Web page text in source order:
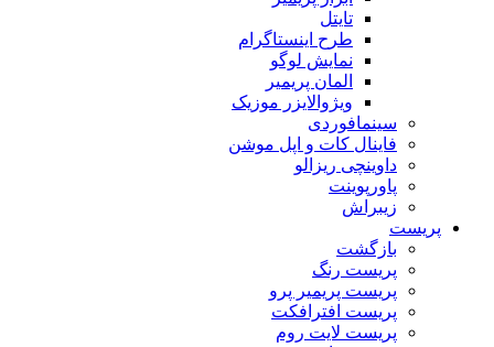
تایتل
طرح اینستاگرام
نمایش لوگو
المان پریمیر
ویژوالایزر موزیک
سینمافوردی
فاینال کات و اپل موشن
داوینچی ریزالو
پاورپوینت
زیبراش
پریست
بازگشت
پریست رنگ
پریست پریمیر پرو
پریست افترافکت
پریست لایت روم